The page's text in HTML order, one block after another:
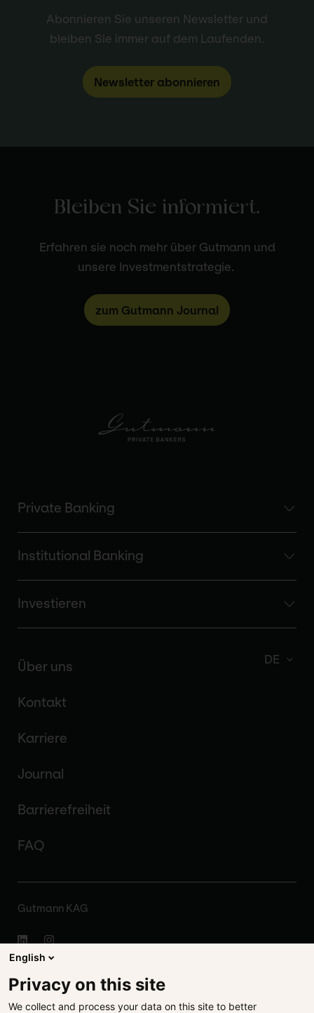
Abonnieren Sie unseren Newsletter und
bleiben Sie immer auf dem Laufenden.
Newsletter abonnieren
Bleiben Sie informiert.
Erfahren sie noch mehr über Gutmann und
unsere Investmentstrategie.
zum Gutmann Journal
Private Banking
Institutional Banking
Investieren
Über uns
Kontakt
Karriere
Journal
Barrierefreiheit
FAQ
DE
Gutmann KAG
Disclaimer
English
Privacy on this site
We collect and process your data on this site to better